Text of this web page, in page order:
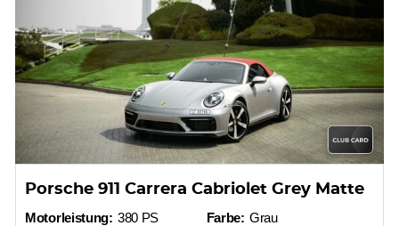
Porsche 911 Carrera Cabriolet Grey Matte
Motorleistung: 380 PS
Farbe: Grau